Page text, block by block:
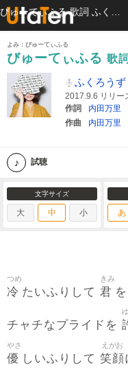
よみ：びゅーてぃふる
びゅーてぃふる 歌詞
ふくろうず
2017.9.6 リリー
作詞
内田万里
作曲
内田万里
試聴
文字サイズ
大 中 小 あ
冷
つめ
たいふりして 君
きみ
を
チャチなプライドを
優
やさ
しいふりして 笑顔
えがお